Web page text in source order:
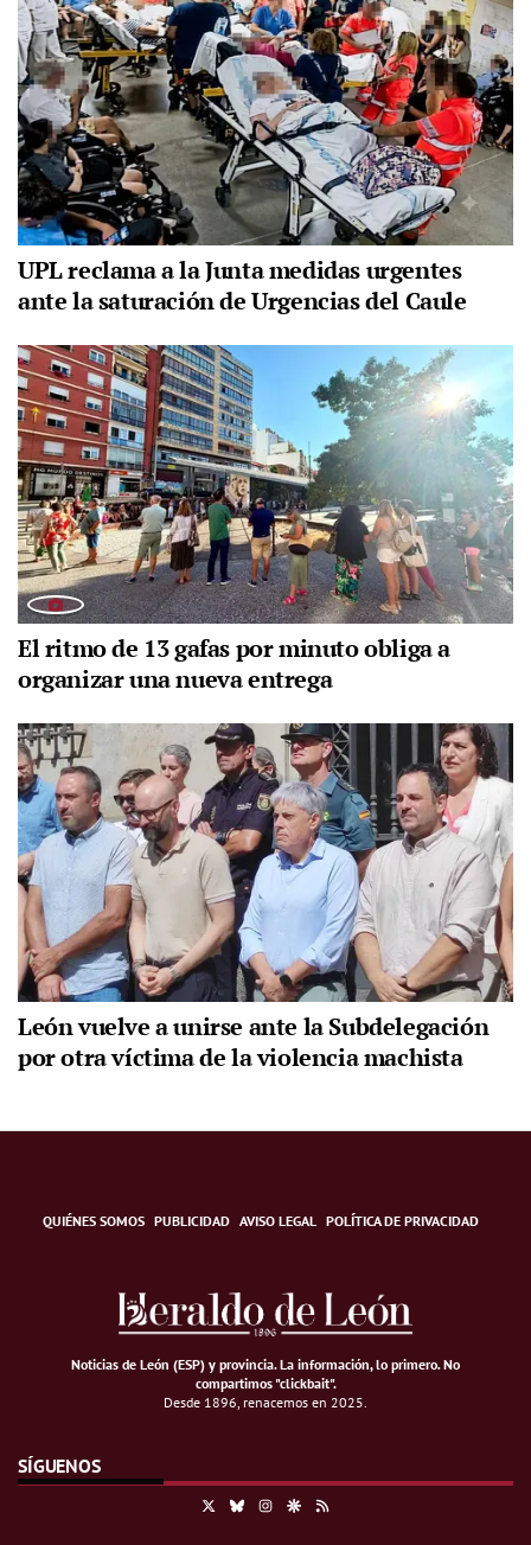
UPL reclama a la Junta medidas urgentes
ante la saturación de Urgencias del Caule
El ritmo de 13 gafas por minuto obliga a
organizar una nueva entrega
León vuelve a unirse ante la Subdelegación
por otra víctima de la violencia machista
QUIÉNES SOMOS PUBLICIDAD AVISO LEGAL POLÍTICA DE PRIVACIDAD
Noticias de León (ESP) y provincia. La información, lo primero.No
compartimos "clickbait".
Desde 1896, renacemos en 2025.
SÍGUENOS
BlueskyInstagramGoogle Discover